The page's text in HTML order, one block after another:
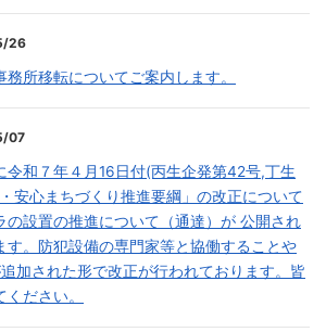
26
所移転についてご案内します。
07
令和７年４月16日付(丙生企発第42号,丁生
安心まちづくり推進要綱」の改正について
の設置の推進について（通達）が 公開され
す。防犯設備の専門家等と協働することや
加された形で改正が行われております。皆
ださい。